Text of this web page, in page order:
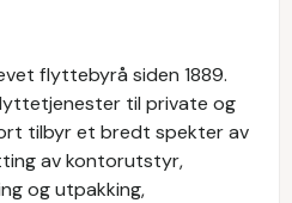
flyttebyrå siden 1889.
til private og
tilbyr et bredt spekter av
av kontorutstyr,
og utpakking,